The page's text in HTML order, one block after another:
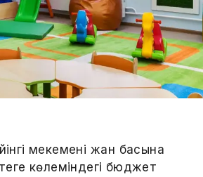
мекеменің жан басына
көлеміндегі бюджет